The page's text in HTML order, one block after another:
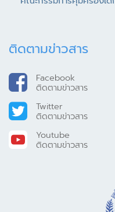
ติดตามข่าวสาร
Facebook
ติดตามข่าวสาร
Twitter
ติดตามข่าวสาร
Youtube
ติดตามข่าวสาร